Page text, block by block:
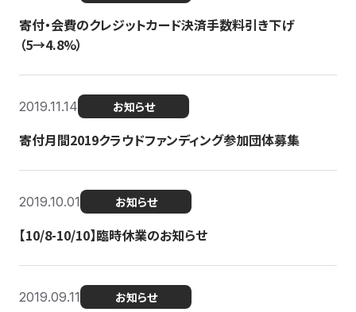
寄付・会費のクレジットカード決済手数料引き下げ
（5→4.8%）
2019.11.14 お知らせ
寄付月間2019クラウドファンディング参加団体募集
2019.10.01 お知らせ
【10/8-10/10】臨時休業のお知らせ
2019.09.11 お知らせ